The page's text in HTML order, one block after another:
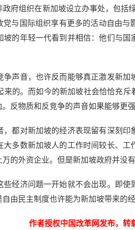
组织在新加坡设立办事处，包括绿
政党与国际组织享有更多的活动自
的年轻一代看到并相信：他们与
音，也许反而能够真正激发新加
的。而如今的新加坡社会恰恰充
反物质和反竞争的声音如果能够更
对新加坡的经济表现留有深刻印
多数新加坡人的工作时间较长、
的外资企业。但是新加坡政府并没
济问题一开始就不会出现。即使
由民主制度也许能为新加坡带来的经
作者授权中国改革网发布，转